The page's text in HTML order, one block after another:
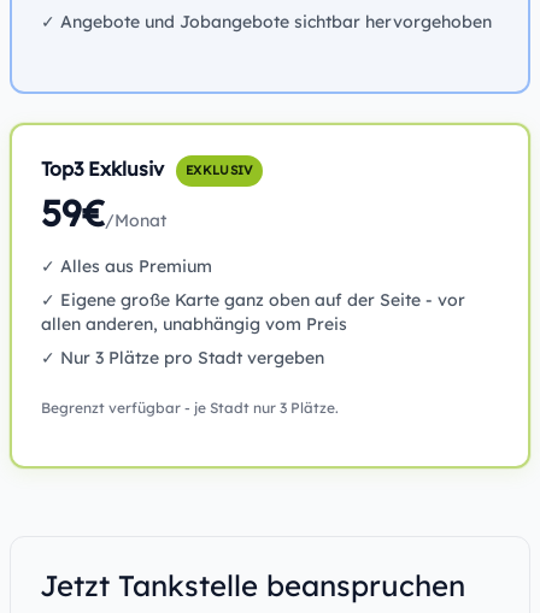
✓ Angebote und Jobangebote sichtbar hervorgehoben
Top3 Exklusiv EXKLUSIV
59€/Monat
✓ Alles aus Premium
✓ Eigene große Karte ganz oben auf der Seite - vor
allen anderen, unabhängig vom Preis
✓ Nur 3 Plätze pro Stadt vergeben
Begrenzt verfügbar - je Stadt nur 3 Plätze.
Jetzt Tankstelle beanspruchen